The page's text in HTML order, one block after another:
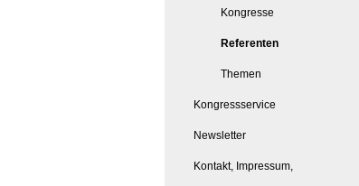
Kongresse
Referenten
Themen
Kongressservice
Newsletter
Kontakt, Impressum,